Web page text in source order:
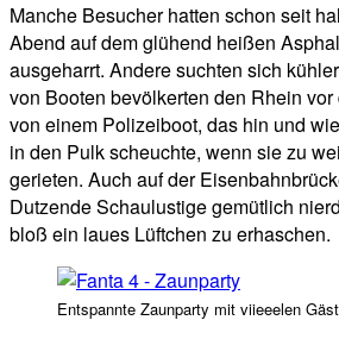
Manche Besucher hatten schon seit
Abend auf dem glühend heißen
ausgeharrt. Andere suchten sich
von Booten bevölkerten den Rhein
von einem Polizeiboot, das hin und
in den Pulk scheuchte, wenn sie zu
gerieten. Auch auf der
Dutzende Schaulustige gemütlich
bloß ein laues Lüftchen zu erhaschen.
Entspannte Zaunparty mit viieeelen